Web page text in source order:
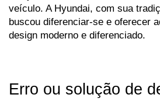
veículo. A Hyundai, com sua
buscou diferenciar-se e oferecer
design moderno e diferenciado.
Erro ou solução de